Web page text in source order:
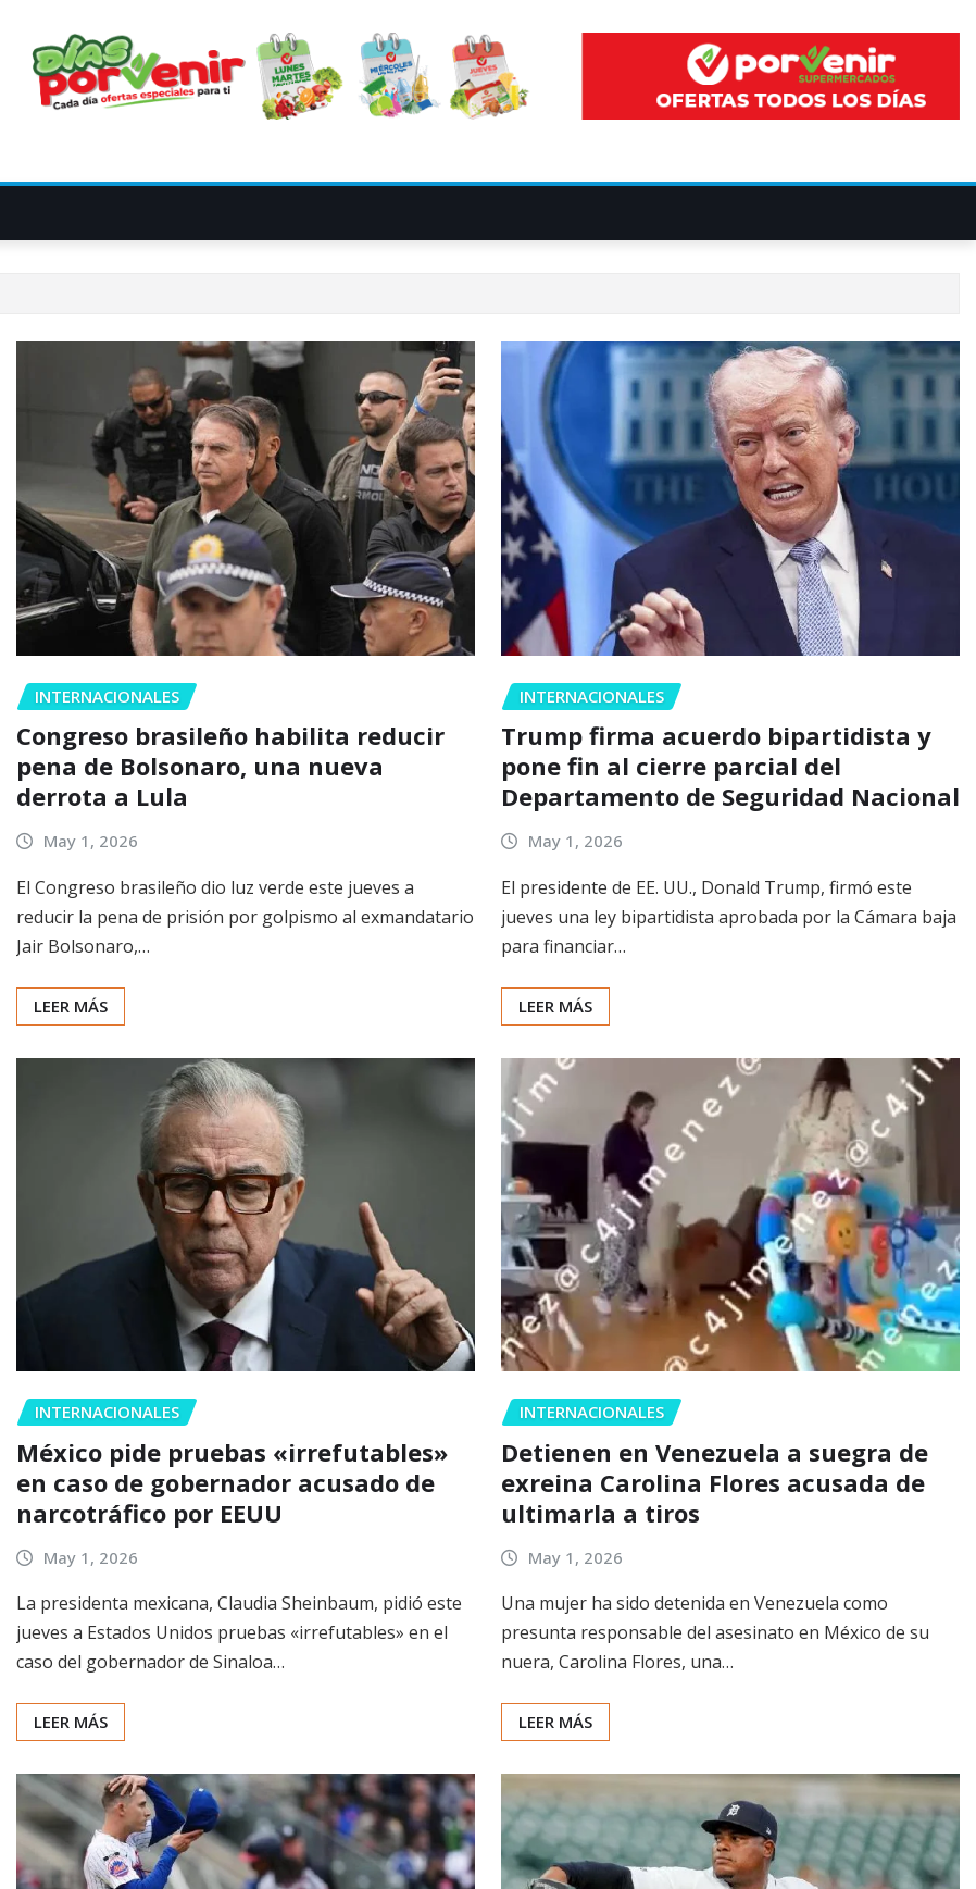
INTERNACIONALES
Congreso brasileño habilita reducir
pena de Bolsonaro, una nueva
derrota a Lula
May 1, 2026
El Congreso brasileño dio luz verde este jueves a
reducir la pena de prisión por golpismo al exmandatario
Jair Bolsonaro,…
LEER MÁS
INTERNACIONALES
Trump firma acuerdo bipartidista y
pone fin al cierre parcial del
Departamento de Seguridad Nacional
May 1, 2026
El presidente de EE. UU., Donald Trump, firmó este
jueves una ley bipartidista aprobada por la Cámara baja
para financiar…
LEER MÁS
INTERNACIONALES
México pide pruebas «irrefutables»
en caso de gobernador acusado de
narcotráfico por EEUU
May 1, 2026
La presidenta mexicana, Claudia Sheinbaum, pidió este
jueves a Estados Unidos pruebas «irrefutables» en el
caso del gobernador de Sinaloa…
LEER MÁS
INTERNACIONALES
Detienen en Venezuela a suegra de
exreina Carolina Flores acusada de
ultimarla a tiros
May 1, 2026
Una mujer ha sido detenida en Venezuela como
presunta responsable del asesinato en México de su
nuera, Carolina Flores, una…
LEER MÁS